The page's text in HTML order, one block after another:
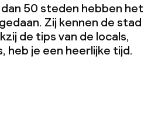
50 steden hebben het
Zij kennen de stad
de tips van de locals,
heb je een heerlijke tijd.